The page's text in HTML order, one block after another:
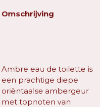
Omschrijving
Ambre eau de toilette is
een prachtige diepe
oriëntaalse ambergeur
met topnoten van